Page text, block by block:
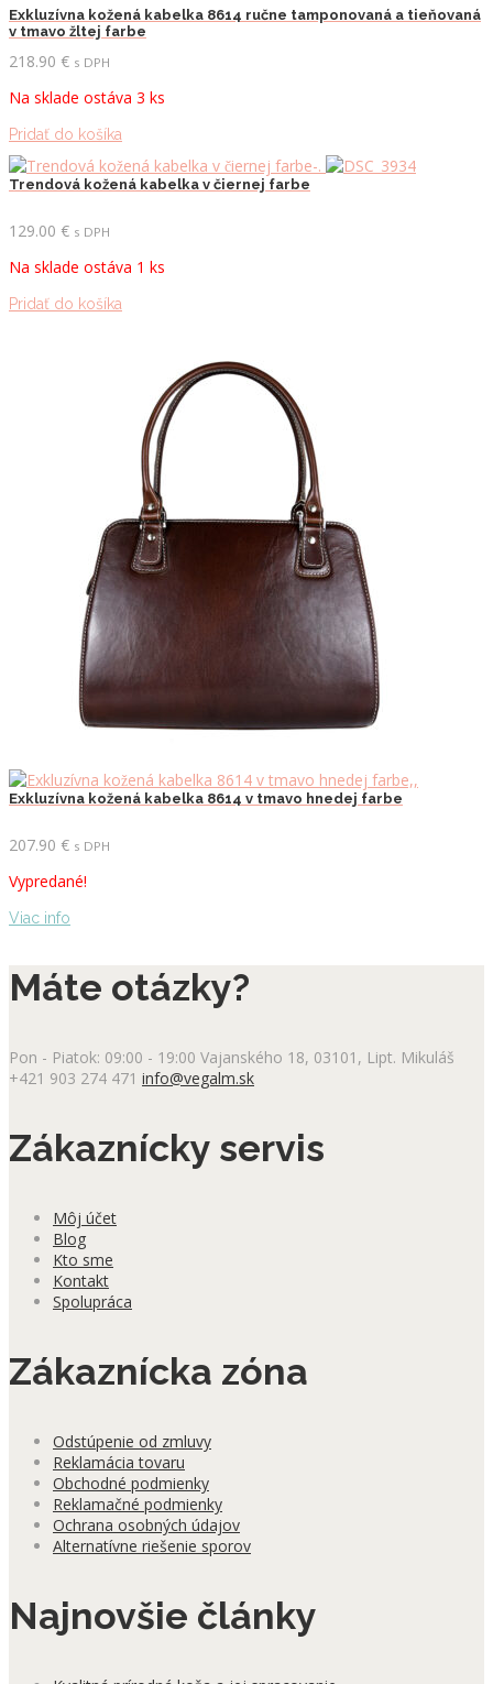
Exkluzívna kožená kabelka 8614 ručne tamponovaná a tieňovaná
v tmavo žltej farbe
218.90 € s DPH
Na sklade ostáva 3 ks
Pridať do košíka
Trendová kožená kabelka v čiernej farbe
129.00 € s DPH
Na sklade ostáva 1 ks
Pridať do košíka
Exkluzívna kožená kabelka 8614 v tmavo hnedej farbe
207.90 € s DPH
Vypredané!
Viac info
Máte otázky?
Pon - Piatok: 09:00 - 19:00 Vajanského 18, 03101, Lipt. Mikuláš
+421 903 274 471 info@vegalm.sk
Zákaznícky servis
Môj účet
Blog
Kto sme
Kontakt
Spolupráca
Zákaznícka zóna
Odstúpenie od zmluvy
Reklamácia tovaru
Obchodné podmienky
Reklamačné podmienky
Ochrana osobných údajov
Alternatívne riešenie sporov
Najnovšie články